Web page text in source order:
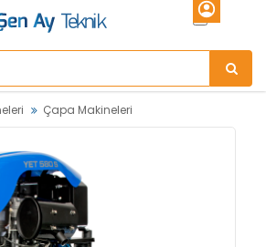
Çapa Makineleri